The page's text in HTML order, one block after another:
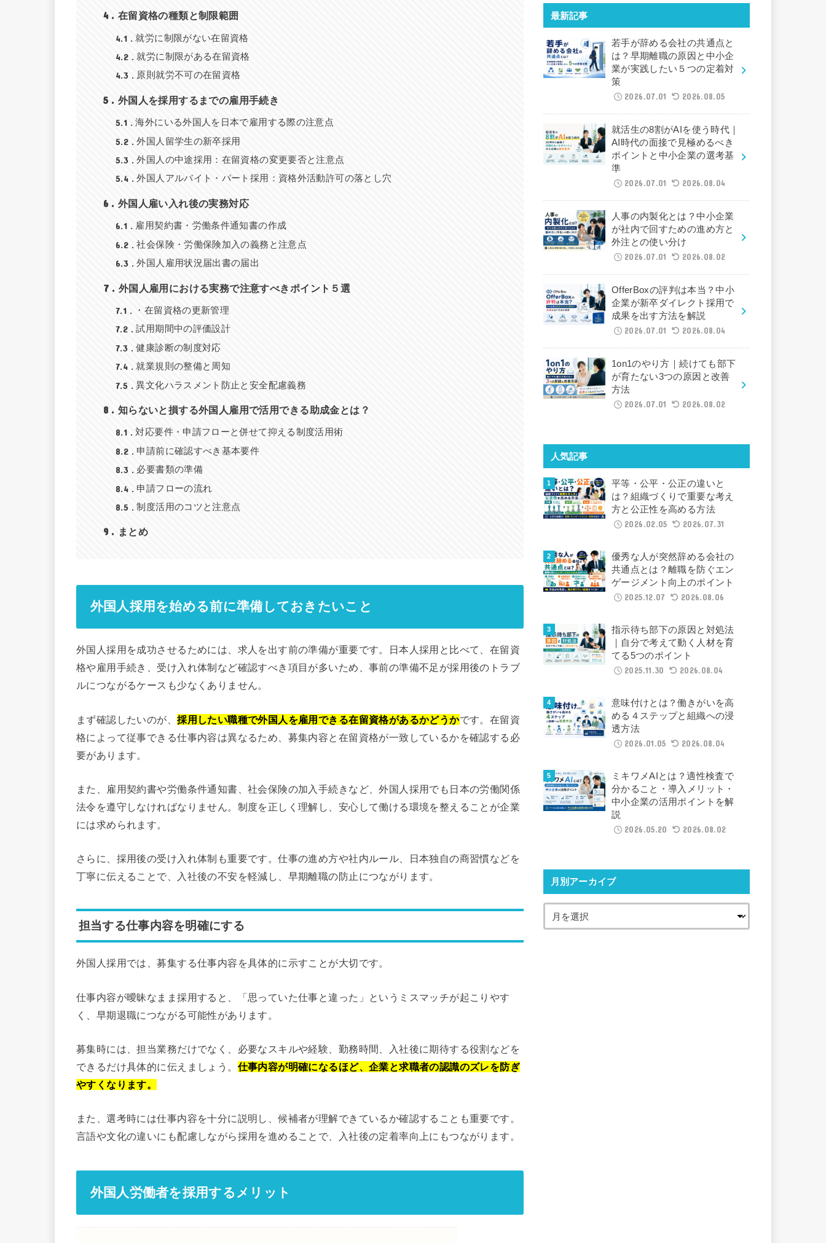
4 在留資格の種類と制限範囲
4.1 就労に制限がない在留資格
4.2 就労に制限がある在留資格
4.3 原則就労不可の在留資格
5 外国人を採用するまでの雇用手続き
5.1 海外にいる外国人を日本で雇用する際の注意点
5.2 外国人留学生の新卒採用
5.3 外国人の中途採用：在留資格の変更要否と注意点
5.4 外国人アルバイト・パート採用：資格外活動許可の落とし穴
6 外国人雇い入れ後の実務対応
6.1 雇用契約書・労働条件通知書の作成
6.2 社会保険・労働保険加入の義務と注意点
6.3 外国人雇用状況届出書の届出
7 外国人雇用における実務で注意すべきポイント５選
7.1 ・在留資格の更新管理
7.2 試用期間中の評価設計
7.3 健康診断の制度対応
7.4 就業規則の整備と周知
7.5 異文化ハラスメント防止と安全配慮義務
8 知らないと損する外国人雇用で活用できる助成金とは？
8.1 対応要件・申請フローと併せて抑える制度活用術
8.2 申請前に確認すべき基本要件
8.3 必要書類の準備
8.4 申請フローの流れ
8.5 制度活用のコツと注意点
9 まとめ
外国人採用を始める前に準備しておきたいこと
外国人採用を成功させるためには、求人を出す前の準備が重要です。日本人採用と比べて、在留資
格や雇用手続き、受け入れ体制など確認すべき項目が多いため、事前の準備不足が採用後のトラブ
ルにつながるケースも少なくありません。
まず確認したいのが、採用したい職種で外国人を雇用できる在留資格があるかどうかです。在留資
格によって従事できる仕事内容は異なるため、募集内容と在留資格が一致しているかを確認する必
要があります。
また、雇用契約書や労働条件通知書、社会保険の加入手続きなど、外国人採用でも日本の労働関係
法令を遵守しなければなりません。制度を正しく理解し、安心して働ける環境を整えることが企業
には求められます。
さらに、採用後の受け入れ体制も重要です。仕事の進め方や社内ルール、日本独自の商習慣などを
丁寧に伝えることで、入社後の不安を軽減し、早期離職の防止につながります。
担当する仕事内容を明確にする
外国人採用では、募集する仕事内容を具体的に示すことが大切です。
仕事内容が曖昧なまま採用すると、「思っていた仕事と違った」というミスマッチが起こりやす
く、早期退職につながる可能性があります。
募集時には、担当業務だけでなく、必要なスキルや経験、勤務時間、入社後に期待する役割などを
できるだけ具体的に伝えましょう。 仕事内容が明確になるほど、企業と求職者の認識のズレを防ぎ
やすくなります。
また、選考時には仕事内容を十分に説明し、候補者が理解できているか確認することも重要です。
言語や文化の違いにも配慮しながら採用を進めることで、入社後の定着率向上にもつながります。
外国人労働者を採用するメリット
最新記事
若手が辞める会社の共通点と
は？早期離職の原因と中小企
業が実践したい５つの定着対
策
2026.07.01
2026.08.05
就活生の8割がAIを使う時代｜
AI時代の面接で見極めるべき
ポイントと中小企業の選考基
準
2026.07.01
2026.08.04
人事の内製化とは？中小企業
が社内で回すための進め方と
外注との使い分け
2026.07.01
2026.08.02
OfferBoxの評判は本当？中小
企業が新卒ダイレクト採用で
成果を出す方法を解説
2026.07.01
2026.08.04
1on1のやり方｜続けても部下
が育たない3つの原因と改善
方法
2026.07.01
2026.08.02
人気記事
平等・公平・公正の違いと
は？組織づくりで重要な考え
方と公正性を高める方法
2026.02.05
2026.07.31
優秀な人が突然辞める会社の
共通点とは？離職を防ぐエン
ゲージメント向上のポイント
2025.12.07
2026.08.06
指示待ち部下の原因と対処法
｜自分で考えて動く人材を育
てる5つのポイント
2025.11.30
2026.08.04
意味付けとは？働きがいを高
める４ステップと組織への浸
透方法
2026.01.05
2026.08.04
ミキワメAIとは？適性検査で
分かること・導入メリット・
中小企業の活用ポイントを解
説
2026.05.20
2026.08.02
月別アーカイブ